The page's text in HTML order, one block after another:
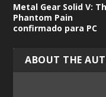
Metal Gear Solid V:
Phantom Pain
confirmado para PC
ABOUT THE